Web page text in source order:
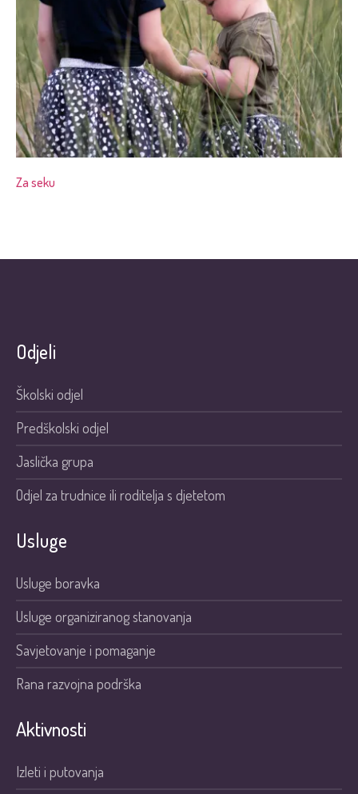
Za seku
Odjeli
Školski odjel
Predškolski odjel
Jaslička grupa
Odjel za trudnice ili roditelja s djetetom
Usluge
Usluge boravka
Usluge organiziranog stanovanja
Savjetovanje i pomaganje
Rana razvojna podrška
Aktivnosti
Izleti i putovanja